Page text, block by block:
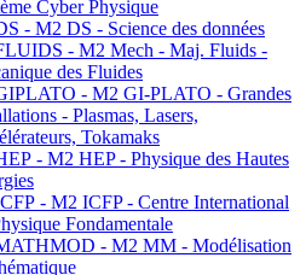
Cyber Physique
- M2 DS - Science des données
- M2 Mech - Maj. Fluids -
des Fluides
- M2 GI-PLATO - Grandes
- Plasmas, Lasers,
Tokamaks
- M2 HEP - Physique des Hautes
- M2 ICFP - Centre International
Fondamentale
- M2 MM - Modélisation